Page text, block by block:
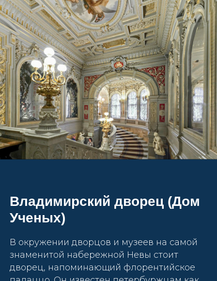
Владимирский дворец (Дом
Ученых)
В окружении дворцов и музеев на самой
знаменитой набережной Невы стоит
дворец, напоминающий флорентийское